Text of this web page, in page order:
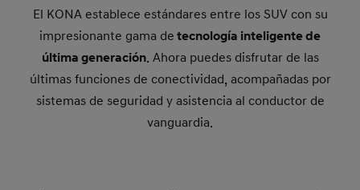
El KONA establece estándares entre los SUV con su
impresionante gama de tecnología inteligente de
última generación. Ahora puedes disfrutar de las
últimas funciones de conectividad, acompañadas por
sistemas de seguridad y asistencia al conductor de
vanguardia.